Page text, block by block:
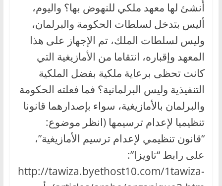
أُنشئ لها معهد ملكي للنهوض بها؟ واليوم،
أليس بتدخل لسلطات الحكومة والبرلمان،
وليس لسلطات الملك، تم الإجهاز على هذا
المعهد وإقباره، انتقاما من الأمازيغية التي
كانت تحظى برعاية ملكية بفضل الملكية
التنفيذية وليس البرلمانية؟ فما فعلته الحكومة
والبرلمان بالأمازيغية، سواء بإصدارهما قانونا
تنظيميا لإعدام ترسيمها (انظر موضوع:
“قانون تنظيمي لإعدام ترسيم الأمازيغية”،
على رابط “تاويزا”:
http://tawiza.byethost10.com/1tawiza-